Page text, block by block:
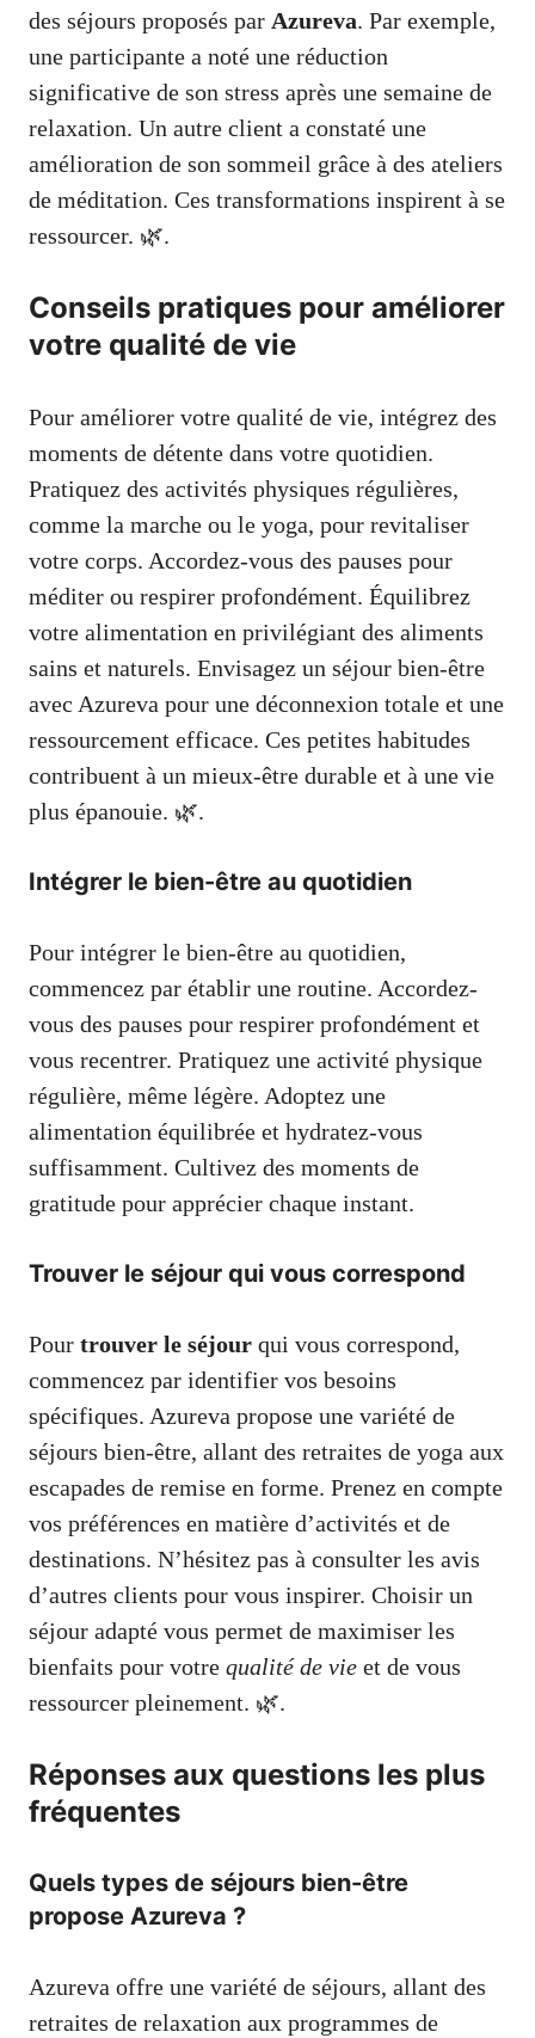
des séjours proposés par Azureva. Par exemple,
une participante a noté une réduction
significative de son stress après une semaine de
relaxation. Un autre client a constaté une
amélioration de son sommeil grâce à des ateliers
de méditation. Ces transformations inspirent à se
ressourcer. 🌿.
Conseils pratiques pour améliorer
votre qualité de vie
Pour améliorer votre qualité de vie, intégrez des
moments de détente dans votre quotidien.
Pratiquez des activités physiques régulières,
comme la marche ou le yoga, pour revitaliser
votre corps. Accordez-vous des pauses pour
méditer ou respirer profondément. Équilibrez
votre alimentation en privilégiant des aliments
sains et naturels. Envisagez un séjour bien-être
avec Azureva pour une déconnexion totale et une
ressourcement efficace. Ces petites habitudes
contribuent à un mieux-être durable et à une vie
plus épanouie. 🌿.
Intégrer le bien-être au quotidien
Pour intégrer le bien-être au quotidien,
commencez par établir une routine. Accordez-
vous des pauses pour respirer profondément et
vous recentrer. Pratiquez une activité physique
régulière, même légère. Adoptez une
alimentation équilibrée et hydratez-vous
suffisamment. Cultivez des moments de
gratitude pour apprécier chaque instant.
Trouver le séjour qui vous correspond
Pour trouver le séjour qui vous correspond,
commencez par identifier vos besoins
spécifiques. Azureva propose une variété de
séjours bien-être, allant des retraites de yoga aux
escapades de remise en forme. Prenez en compte
vos préférences en matière d’activités et de
destinations. N’hésitez pas à consulter les avis
d’autres clients pour vous inspirer. Choisir un
séjour adapté vous permet de maximiser les
bienfaits pour votre qualité de vie et de vous
ressourcer pleinement. 🌿.
Réponses aux questions les plus
fréquentes
Quels types de séjours bien-être
propose Azureva ?
Azureva offre une variété de séjours, allant des
retraites de relaxation aux programmes de